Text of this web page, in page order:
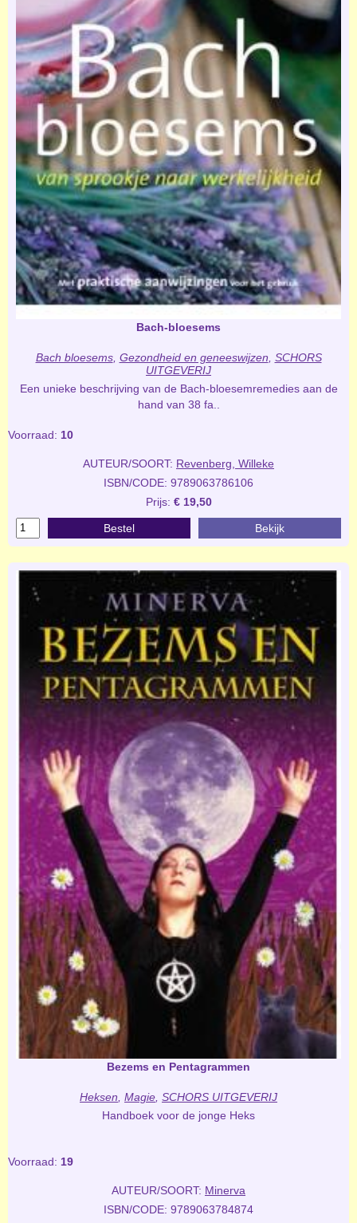
Bach-bloesems
Bach bloesems, Gezondheid en geneeswijzen SCHORS
UITGEVERIJ
Een unieke beschrijving van de Bach-bloesemremedies aan de
hand van 38 fa..
Voorraad: 10
AUTEUR/SOORT: Revenberg, Willeke
ISBN/CODE: 9789063786106
Prijs: € 19,50
Bestel Bekijk
Bezems en Pentagrammen
Heksen Magie SCHORS UITGEVERIJ
Handboek voor de jonge Heks
Voorraad: 19
AUTEUR/SOORT: Minerva
ISBN/CODE: 9789063784874